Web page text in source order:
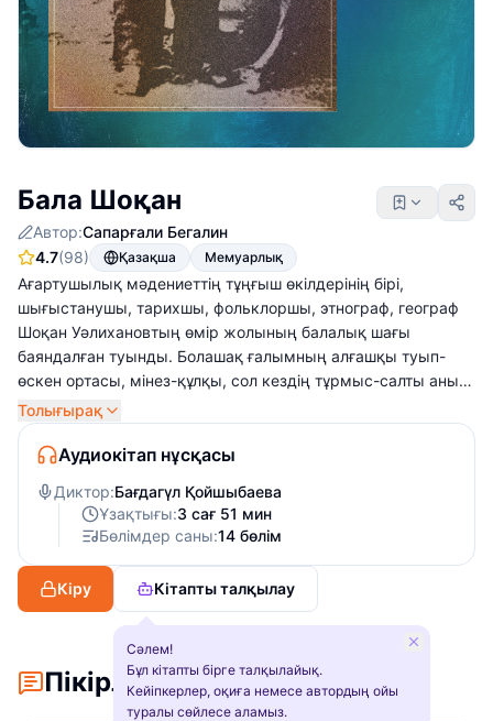
Бала Шоқан
Автор:Сапарғали Бегалин
4.7(98) Қазақша Мемуарлық
Ағартушылық мәдениеттің тұңғыш өкілдерінің бірі,
шығыстанушы, тарихшы, фольклоршы, этнограф, географ
Шоқан Уәлихановтың өмір жолының балалық шағы
баяндалған туынды. Болашақ ғалымның алғашқы туып-
өскен ортасы, мінез-құлқы, сол кездің тұрмыс-салты анық
та көркем шындықпен астастырыла суреттелген шығарма
оқырман қауымның көңілінен шығары сөзсіз.
Толығырақ
Аудиокітап нұсқасы
Диктор:Бағдагүл Қойшыбаева
Ұзақтығы:3 сағ 51 мин
Бөлімдер саны:14 бөлім
Кіру Кітапты талқылау
Сәлем!
Бұл кітапты бірге талқылайық.
Кейіпкерлер, оқиға немесе автордың ойы
туралы сөйлесе аламыз.
Пікірлер